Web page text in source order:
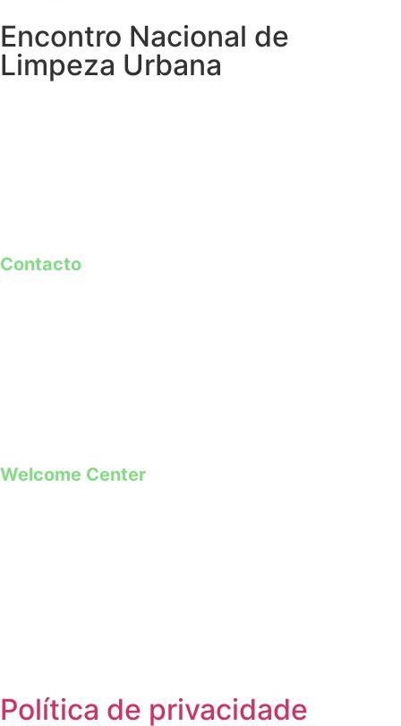
Encontro Nacional de
Limpeza Urbana
Contacto
Welcome Center
Política de privacidade